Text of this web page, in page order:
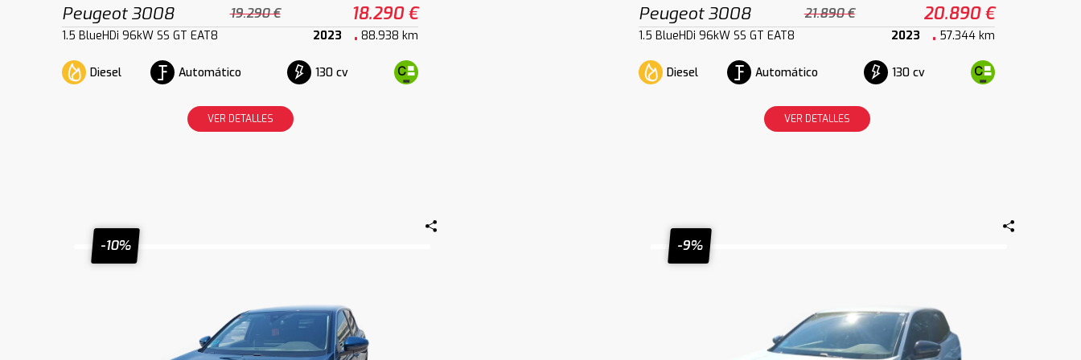
Peugeot 3008 19.290 € 18.290 €
1.5 BlueHDi 96kW SS GT EAT8 2023 88.938 km
Diesel Automático 130 cv
VER DETALLES
Peugeot 3008 21.890 € 20.890 €
1.5 BlueHDi 96kW SS GT EAT8 2023 57.344 km
Diesel Automático 130 cv
VER DETALLES
-10% -9%